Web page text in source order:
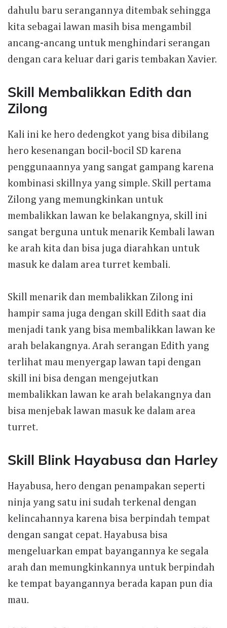
dahulu baru serangannya ditembak sehingga
kita sebagai lawan masih bisa mengambil
ancang-ancang untuk menghindari serangan
dengan cara keluar dari garis tembakan Xavier.
Skill Membalikkan Edith dan
Zilong
Kali ini ke hero dedengkot yang bisa dibilang
hero kesenangan bocil-bocil SD karena
penggunaannya yang sangat gampang karena
kombinasi skillnya yang simple. Skill pertama
Zilong yang memungkinkan untuk
membalikkan lawan ke belakangnya, skill ini
sangat berguna untuk menarik Kembali lawan
ke arah kita dan bisa juga diarahkan untuk
masuk ke dalam area turret kembali.
Skill menarik dan membalikkan Zilong ini
hampir sama juga dengan skill Edith saat dia
menjadi tank yang bisa membalikkan lawan ke
arah belakangnya. Arah serangan Edith yang
terlihat mau menyergap lawan tapi dengan
skill ini bisa dengan mengejutkan
membalikkan lawan ke arah belakangnya dan
bisa menjebak lawan masuk ke dalam area
turret.
Skill Blink Hayabusa dan Harley
Hayabusa, hero dengan penampakan seperti
ninja yang satu ini sudah terkenal dengan
kelincahannya karena bisa berpindah tempat
dengan sangat cepat. Hayabusa bisa
mengeluarkan empat bayangannya ke segala
arah dan memungkinkannya untuk berpindah
ke tempat bayangannya berada kapan pun dia
mau.